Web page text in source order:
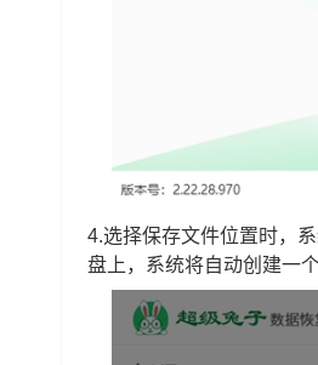
4.选择保存文件位置时，
盘上，系统将自动创建一